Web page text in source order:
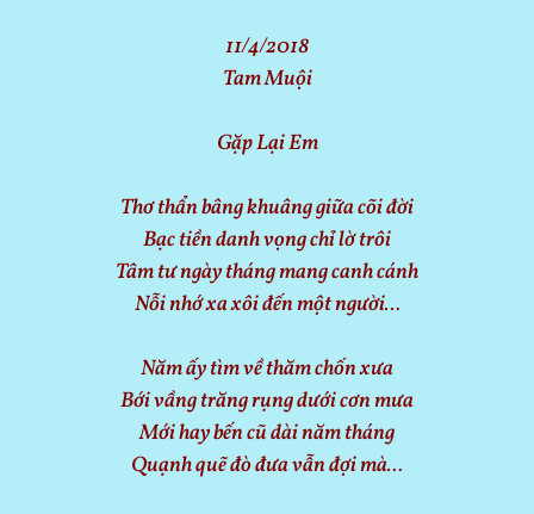
11/4/2018
Tam Muội
Gặp Lại Em
Thơ thẩn bâng khuâng giữa cõi đời
Bạc tiền danh vọng chỉ lờ trôi
Tâm tư ngày tháng mang canh cánh
Nỗi nhớ xa xôi đến một người…
Năm ấy tìm về thăm chốn xưa
Bới vầng trăng rụng dưới cơn mưa
Mới hay bến cũ dài năm tháng
Quạnh quẽ đò đưa vẫn đợi mà…